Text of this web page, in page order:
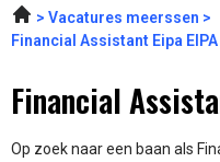
Vacatures meerssen
Financial Assistant Eipa
Financial
Op zoek naar een baan als